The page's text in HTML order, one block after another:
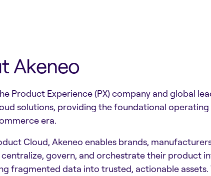
Akeneo
Product Experience (PX) company and global
solutions, providing the foundational
era.
Cloud, Akeneo enables brands,
govern, and orchestrate their product
fragmented data into trusted, actionable